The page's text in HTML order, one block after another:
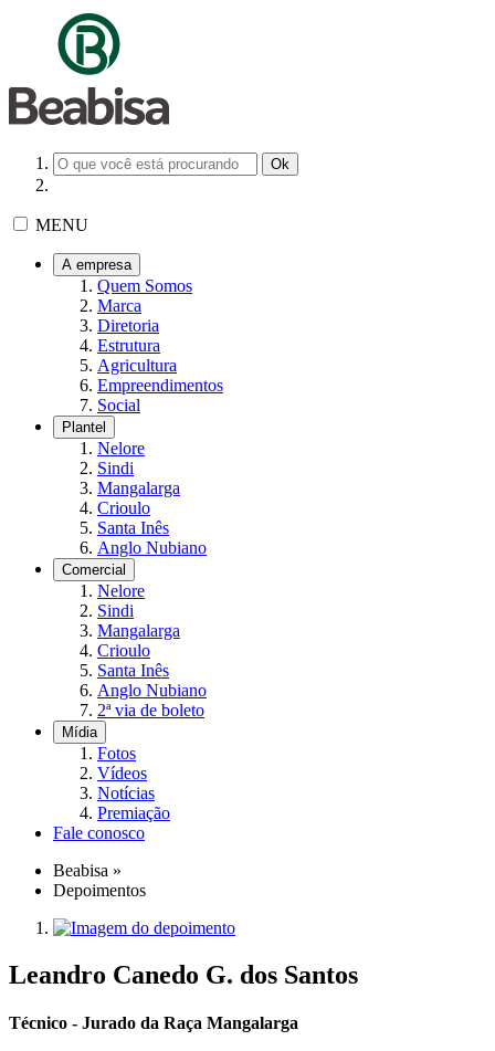
MENU
A empresa
Quem Somos
Marca
Diretoria
Estrutura
Agricultura
Empreendimentos
Social
Plantel
Nelore
Sindi
Mangalarga
Crioulo
Santa Inês
Anglo Nubiano
Comercial
Nelore
Sindi
Mangalarga
Crioulo
Santa Inês
Anglo Nubiano
2ª via de boleto
Mídia
Fotos
Vídeos
Notícias
Premiação
Fale conosco
Beabisa »
Depoimentos
Leandro Canedo G. dos Santos
Técnico - Jurado da Raça Mangalarga